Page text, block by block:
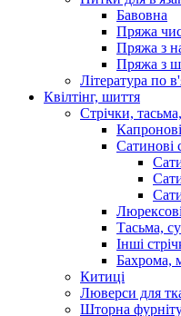
Бавовна
Пряжа
Пряжа з
Пряжа з
Література по
Квілтінг, шиття
Стрічки,
Сатинові
Тасьма,
Інші
Бахрома,
Китиці
Люверси для
Шторна